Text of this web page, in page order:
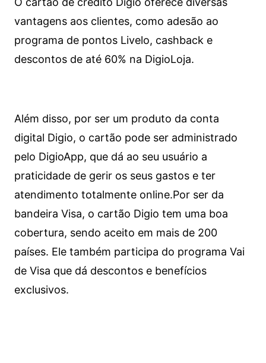
vantagens aos clientes, como adesão ao
programa de pontos Livelo, cashback e
descontos de até 60% na DigioLoja.
Além disso, por ser um produto da conta
digital Digio, o cartão pode ser administrado
pelo DigioApp, que dá ao seu usuário a
praticidade de gerir os seus gastos e ter
atendimento totalmente online.Por ser da
bandeira Visa, o cartão Digio tem uma boa
cobertura, sendo aceito em mais de 200
países. Ele também participa do programa Vai
de Visa que dá descontos e benefícios
exclusivos.